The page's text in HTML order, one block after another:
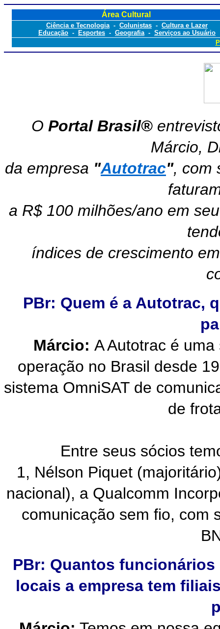
Área Cultural
Ciência e Tecnologia- Colunistas - Cultura e Lazer
Educação - Esportes - Geografia- Serviços ao Usuário
O Portal Brasil®
Márcio,
da empresa "Autotrac", com
a R$ 100 milhões/ano em
índices de crescimento
PBr: Quem é a Autotrac,
Márcio: A Autotrac é
operação no Brasil desde
sistema OmniSAT de
de
Entre seus sócios temos
1, Nélson Piquet
nacional), a Qualcomm
comunicação sem fio, com
PBr: Quantos
locais a empresa tem